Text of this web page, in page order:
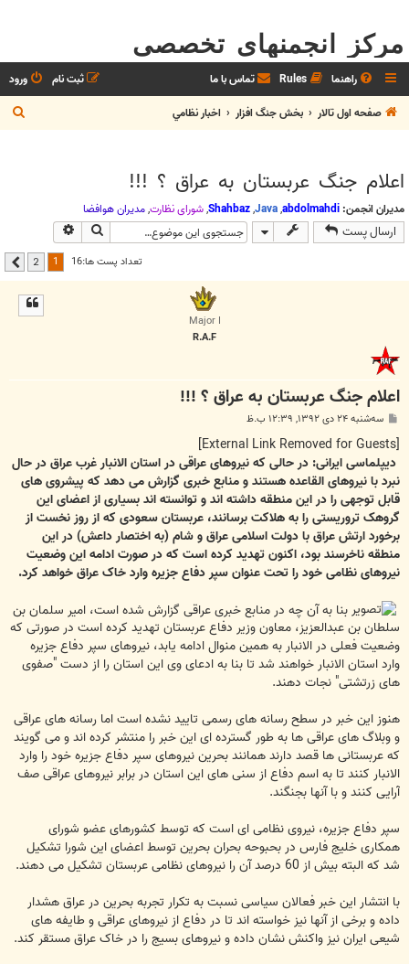
مرکز انجمنهای تخصصی
راهنما Rules تماس با ما ورود
ثبت نام
صفحه اول تالار
بخش جنگ افزار اخبار نظامي
ج
س
اعلام جنگ عربستان به عراق ؟ !!!
مدیران انجمن: abdolmahdi
,
Java
,
Shahbaz
,شوراي نظارت,مديران هوافضا
ارسال پست جستجو
تعداد پست ها:16 2 بعدی
Major I
R.A.F
اعلام جنگ عربستان به عراق ؟ !!!
پ
ت
سه‌شنبه ۲۴ دی ۱۳۹۲, ۱۲:۳۹ ب.ظ
دیپلماسی ایرانی: در حالی که نیروهای عراقی در استان الانبار غرب عراق در حال
نبرد با نیروهای القاعده هستند و منابع خبری گزارش می دهد که پیشروی های
قابل توجهی را در این منطقه داشته اند و توانسته اند بسیاری از اعضای این
گروهک تروریستی را به هلاکت برسانند، عربستان سعودی که از روز نخست از
برخورد ارتش عراق با دولت اسلامی عراق و شام (به اختصار داعش) در این
منطقه ناخرسند بود، اکنون تهدید کرده است که در صورت ادامه این وضعیت
نیروهای نظامی خود را تحت عنوان سپر دفاع جزیره وارد خاک عراق خواهد کرد.
بنا به آن چه در منابع خبری عراقی گزارش شده است، امیر سلمان بن
سلطان بن عبدالعزیز، معاون وزیر دفاع عربستان تهدید کرده است در صورتی که
وضعیت فعلی در الانبار به همین منوال ادامه یابد، نیروهای سپر دفاع جزیره
وارد استان الانبار خواهند شد تا بنا به ادعای وی این استان را از دست "صفوی
های زرتشتی" نجات دهند.
هنوز این خبر در سطح رسانه های رسمی تایید نشده است اما رسانه های عراقی
و وبلاگ های عراقی ها به طور گسترده ای این خبر را منتشر کرده اند و می گویند
که عربستانی ها قصد دارند همانند بحرین نیروهای سپر دفاع جزیره خود را وارد
الانبار کنند تا به اسم دفاع از سنی های این استان در برابر نیروهای عراقی صف
آرایی کنند و با آنها بجنگند.
سپر دفاع جزیره، نیروی نظامی ای است که توسط کشورهای عضو شورای
همکاری خلیج فارس در بحبوحه بحران بحرین توسط اعضای این شورا تشکیل
شد که البته بیش از 60 درصد آن را نیروهای نظامی عربستان تشکیل می دهند.
با انتشار این خبر فعالان سیاسی نسبت به تکرار تجربه بحرین در عراق هشدار
داده و برخی از آنها نیز خواسته اند تا در دفاع از نیروهای عراقی و طایفه های
شیعی ایران نیز واکنش نشان داده و نیروهای بسیج را در خاک عراق مستقر کند.